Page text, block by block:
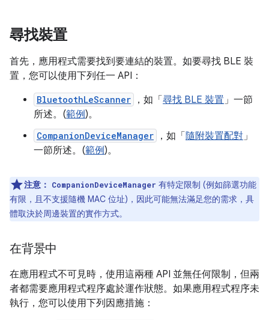
尋找裝置
首先，應用程式需要找到要連結的裝置。如要尋找 BLE 裝
置，您可以使用下列任一 API：
BluetoothLeScanner ，如「尋找 BLE 裝置 」一節
所述。(範例)。
CompanionDeviceManager ，如「隨附裝置配對 」
一節所述。(範例)。
注意： CompanionDeviceManager 有特定限制 (例如篩選功能
有限，且不支援隨機 MAC 位址)，因此可能無法滿足您的需求，具
體取決於周邊裝置的實作方式。
在背景中
在應用程式不可見時，使用這兩種 API 並無任何限制，但兩
者都需要應用程式程序處於運作狀態。如果應用程式程序未
執行，您可以使用下列因應措施：